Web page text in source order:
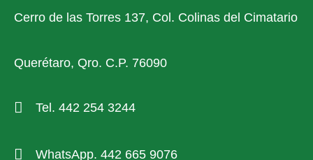
Cerro de las Torres 137, Col. Colinas del Cimatario
Querétaro, Qro. C.P. 76090
Tel. 442 254 3244
WhatsApp. 442 665 9076